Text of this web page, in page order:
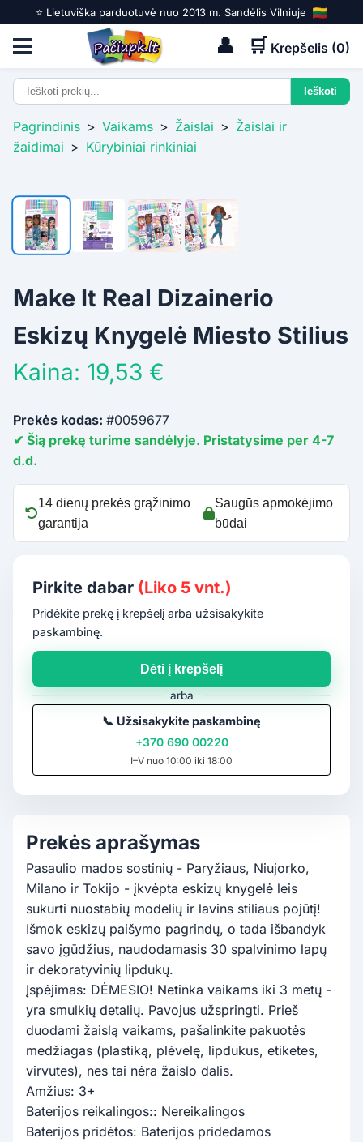
⭐️ Lietuviška parduotuvė nuo 2013 m. Sandėlis Vilniuje
👤 🛒 Krepšelis (0)
Pagrindinis > Vaikams > Žaislai > Žaislai ir
žaidimai > Kūrybiniai rinkiniai
Make It Real Dizainerio
Eskizų Knygelė Miesto Stilius
Kaina: 19,53 €
Prekės kodas: #0059677
✔ Šią prekę turime sandėlyje. Pristatysime per 4-7
d.d.
14 dienų prekės grąžinimo
garantija
Saugūs apmokėjimo
būdai
Pirkite dabar (Liko 5 vnt.)
Pridėkite prekę į krepšelį arba užsisakykite
paskambinę.
Dėti į krepšelį
arba
📞 Užsisakykite paskambinę
+370 690 00220
I–V nuo 10:00 iki 18:00
Prekės aprašymas
Pasaulio mados sostinių - Paryžiaus, Niujorko,
Milano ir Tokijo - įkvėpta eskizų knygelė leis
sukurti nuostabių modelių ir lavins stiliaus pojūtį!
Išmok eskizų paišymo pagrindų, o tada išbandyk
savo įgūdžius, naudodamasis 30 spalvinimo lapų
ir dekoratyvinių lipdukų.
Įspėjimas: DĖMESIO! Netinka vaikams iki 3 metų -
yra smulkių detalių. Pavojus užspringti. Prieš
duodami žaislą vaikams, pašalinkite pakuotės
medžiagas (plastiką, plėvelę, lipdukus, etiketes,
virvutes), nes tai nėra žaislo dalis.
Amžius: 3+
Baterijos reikalingos:: Nereikalingos
Baterijos pridėtos: Baterijos pridedamos